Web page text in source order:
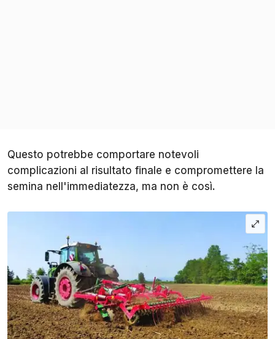
Questo potrebbe comportare notevoli
complicazioni al risultato finale e compromettere la
semina nell'immediatezza, ma non è così.